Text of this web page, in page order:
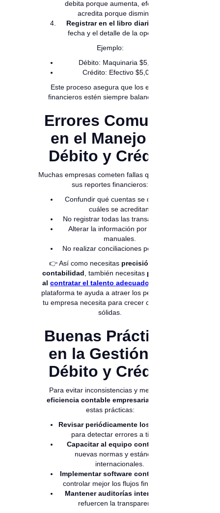
debita porque aumenta, efectivo se
acredita porque disminuye.
Registrar en el libro diario
fecha y el detalle de la operación.
Ejemplo:
Débito: Maquinaria $5,000
Crédito: Efectivo $5,000
Este proceso asegura que los estados
financieros estén siempre balanceados.
Errores Comunes
en el Manejo de
Débito y Crédito
Muchas empresas cometen fallas que afectan
sus reportes financieros:
Confundir qué cuentas se debitan y
cuáles se acreditan.
No registrar todas las transacciones.
Alterar la información por errores
manuales.
No realizar conciliaciones periódicas.
👉 Así como necesitas precisión en la
contabilidad , también necesitas precisión
al contratar el talento adecuado
plataforma te ayuda a atraer los perfiles que
tu empresa necesita para crecer con bases
sólidas.
Buenas Prácticas
en la Gestión de
Débito y Crédito
Para evitar inconsistencias y mejorar la
eficiencia contable empresarial
estas prácticas:
Revisar periódicamente los registros
para detectar errores a tiempo.
Capacitar al equipo contable
nuevas normas y estándares
internacionales.
Implementar software contable
controlar mejor los flujos financieros.
Mantener auditorías internas
refuercen la transparencia.